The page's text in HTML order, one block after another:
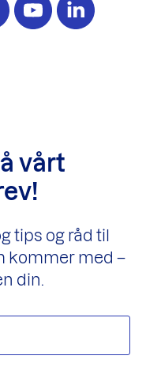
vårt
tips og råd til
kommer med –
din.